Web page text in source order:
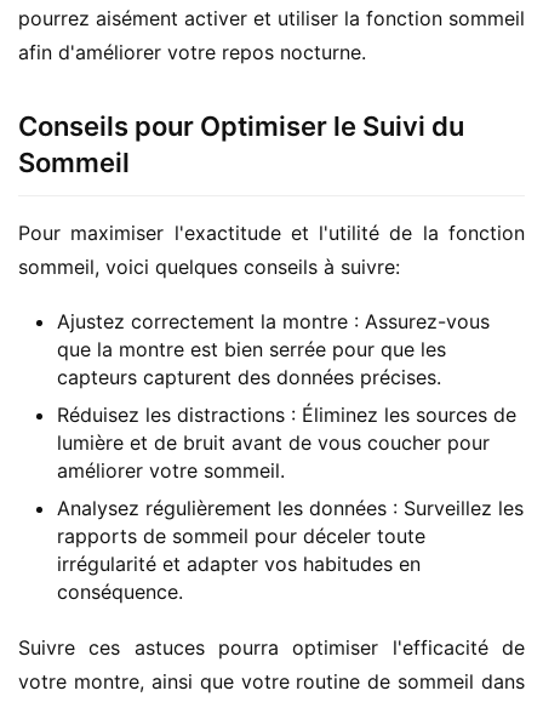
pourrez aisément activer et utiliser la fonction sommeil
afin d'améliorer votre repos nocturne.
Conseils pour Optimiser le Suivi du
Sommeil
Pour maximiser l'exactitude et l'utilité de la fonction
sommeil, voici quelques conseils à suivre:
Ajustez correctement la montre : Assurez-vous
que la montre est bien serrée pour que les
capteurs capturent des données précises.
Réduisez les distractions : Éliminez les sources de
lumière et de bruit avant de vous coucher pour
améliorer votre sommeil.
Analysez régulièrement les données : Surveillez les
rapports de sommeil pour déceler toute
irrégularité et adapter vos habitudes en
conséquence.
Suivre ces astuces pourra optimiser l'efficacité de
votre montre, ainsi que votre routine de sommeil dans